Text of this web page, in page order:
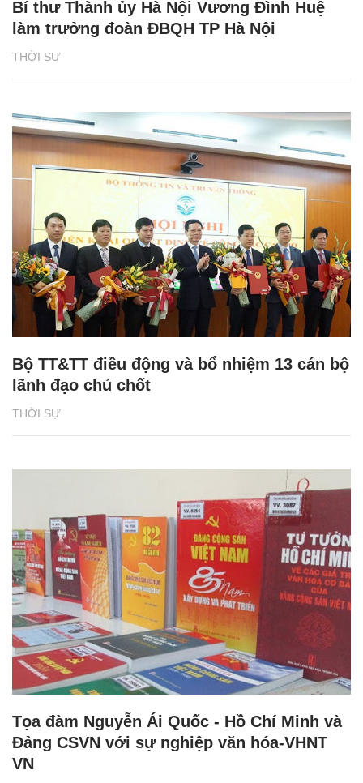
THỜI SỰ
Bí thư Thành ủy Hà Nội Vương Đình Huệ
làm trưởng đoàn ĐBQH TP Hà Nội
THỜI SỰ
Bộ TT&TT điều động và bổ nhiệm 13 cán bộ
lãnh đạo chủ chốt
Tọa đàm Nguyễn Ái Quốc - Hồ Chí Minh và
Đảng CSVN với sự nghiệp văn hóa-VHNT
VN